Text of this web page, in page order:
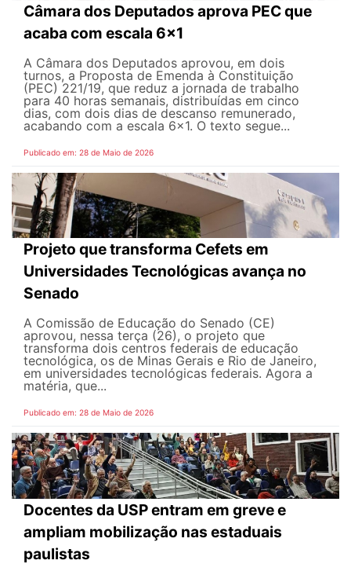
Câmara dos Deputados aprova PEC que
acaba com escala 6x1
A Câmara dos Deputados aprovou, em dois
turnos, a Proposta de Emenda à Constituição
(PEC) 221/19, que reduz a jornada de trabalho
para 40 horas semanais, distribuídas em cinco
dias, com dois dias de descanso remunerado,
acabando com a escala 6x1. O texto segue...
Publicado em: 28 de Maio de 2026
Projeto que transforma Cefets em
Universidades Tecnológicas avança no
Senado
A Comissão de Educação do Senado (CE)
aprovou, nessa terça (26), o projeto que
transforma dois centros federais de educação
tecnológica, os de Minas Gerais e Rio de Janeiro,
em universidades tecnológicas federais. Agora a
matéria, que...
Publicado em: 28 de Maio de 2026
Docentes da USP entram em greve e
ampliam mobilização nas estaduais
paulistas